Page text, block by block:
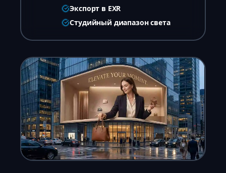
Экспорт в EXR
Студийный диапазон света